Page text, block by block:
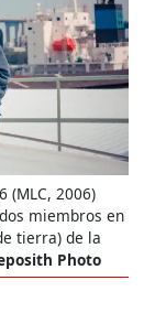
(MLC, 2006)
miembros en
tierra) de la
Photo